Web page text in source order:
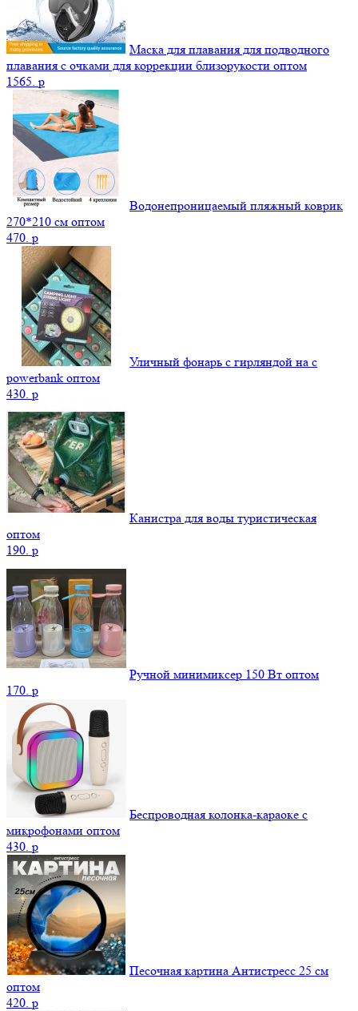
Маска для плавания для подводного
плавания с очками для коррекции близорукости оптом
1565. p
Водонепроницаемый пляжный коврик
270*210 см оптом
470. p
Уличный фонарь с гирляндой на с
powerbank оптом
430. p
Канистра для воды туристическая
оптом
190. p
Ручной минимиксер 150 Вт оптом
170. p
Беспроводная колонка-караоке с
микрофонами оптом
430. p
Песочная картина Антистресс 25 см
оптом
420. p